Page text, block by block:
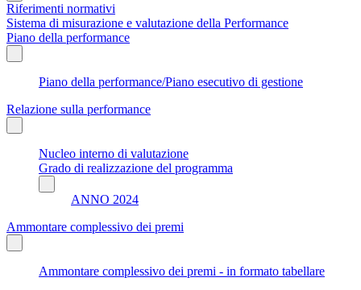
Riferimenti normativi
Sistema di misurazione e valutazione della Performance
Piano della performance
Piano della performance/Piano esecutivo di gestione
Relazione sulla performance
Nucleo interno di valutazione
Grado di realizzazione del programma
ANNO 2024
Ammontare complessivo dei premi
Ammontare complessivo dei premi - in formato tabellare